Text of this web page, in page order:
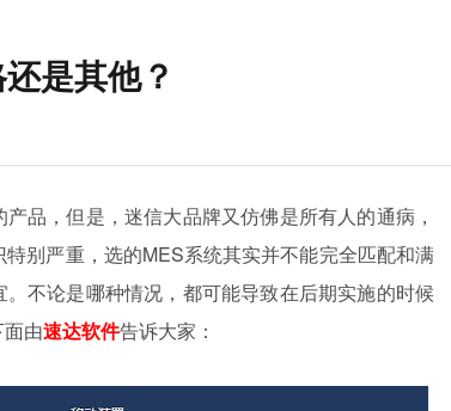
是其他？
品，但是，迷信大品牌又仿佛是所有人的通病，
别严重，选的MES系统其实并不能完全匹配和满
不论是哪种情况，都可能导致在后期实施的时候
由速达软件告诉大家：